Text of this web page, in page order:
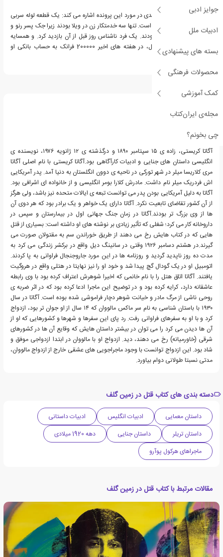
جوایز ادبی
ادبیات ملل
بسته های پیشنهادی
محصولات فرهنگی
کمک آموزشی
مجله‌ی ایران‌کتاب
چی بخونم؟
پوآرو به چهار واقعیت کلیدی در مورد این پرونده اشاره می کند: یک قطعه لوله سربی
در نزدیکی بدن پیدا شده است. تنها سه خدمتکار زن در ویلا بودند زیرا جک پسر رنو و
راننده‌اش فرستاده شده بودند. یک فرد ناشناس روز قبل از آن بازدید کرد. و همسایه
نزدیک رنو، مادام دوبرویل، در هفته های اخیر 200000 فرانک به حساب بانکی او
گذاشته بودند.
درباره آگاتا کریستی
آگاتا کریستی، زاده ی ۱۵ سپتامبر ۱۸۹۰ و درگذشته ی ۱۲ ژانویه ۱۹۷۶، نویسنده ی
انگلیسی داستان های جنایی و ادبیات کارآگاهی بود.آگاتا کریستی با نام اصلی آگاتا
مری کلاریسا میلر در شهر تورکی در ناحیه ی دوون انگلستان به دنیا آمد. پدر آمریکایی
اش فردریک میلر نام داشت. مادرش کلارا بومر انگلیسی و از خانواده ای اشرافی بود.
آگاتا به دلیل آمریکایی بودن پدر می توانست تبعه ی ایالات متحده نیز باشد، ولی هرگز
از آن کشور تقاضای تابعیت نکرد. آگاتا دارای یک خواهر و یک برادر بود که هر دوی آن
ها از وی بزرگ تر بودند.آگاتا در زمان جنگ جهانی اول در بیمارستان و سپس در
داروخانه کار می کرد؛ شغلی که تأثیر زیادی بر نوشته های او داشته است: بسیاری از قتل
هایی که در کتاب هایش رخ می دهند از طریق خوراندن سم به مقتولان صورت می
گیرند.در هشتم دسامبر ۱۹۲۶ وقتی در سانینگ دیل واقع در برکشر زندگی می کرد به
مدت ده روز ناپدید گردید و روزنامه ها در این مورد جاروجنجال فراوانی به پا کردند.
اتومبیل او در یک گودال گچ پیدا شد و خود او را نیز نهایتا در هتلی واقع در هروگیت
یافتند. آگاتا اتاق هتل را با نام خانمی که اخیرا شوهرش اعتراف کرده بود با وی رابطه
عاشقانه دارد، کرایه کرده بود و در توضیح این ماجرا ادعا کرده بود که در اثر ضربه ی
روحی ناشی از مرگ مادر و خیانت شوهر دچار فراموشی شده بوده است. آگاتا در سال
۱۹۳۰ با باستان شناسی به نام سر ماکس مالووان که ۱۴ سال از او جوان تر بود، ازدواج
کرد و با او به سفرهای فراوانی رفت. رد پای این سفرها و شهرها و کشورهایی که او از
آن ها دیدن می کرد را می توان در بیشتر داستان هایش که وقایع آن ها در کشورهای
شرقی (خاورمیانه) رخ می دهند، دید. ازدواج او با مالووان در ابتدا ازدواجی موفق و
شاد بود. این ازدواج توانست با وجود ماجراجویی های عشقی خارج از ازدواج مالووان،
مدتی نسبتا طولانی دوام بیاورد.
دسته بندی های کتاب قتل در زمین گلف
داستان معمایی ادبیات انگلیس
ادبیات داستانی
داستان تریلر
داستان جنایی
دهه 1920 میلادی
ماجراهای هرکول پوآرو
مقالات مرتبط با کتاب قتل در زمین گلف